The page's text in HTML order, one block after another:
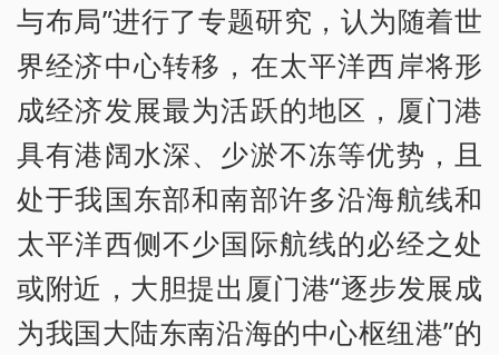
与布局”进行了专题研究，认为随着世
界经济中心转移，在太平洋西岸将形
成经济发展最为活跃的地区，厦门港
具有港阔水深、少淤不冻等优势，且
处于我国东部和南部许多沿海航线和
太平洋西侧不少国际航线的必经之处
或附近，大胆提出厦门港“逐步发展成
为我国大陆东南沿海的中心枢纽港”的